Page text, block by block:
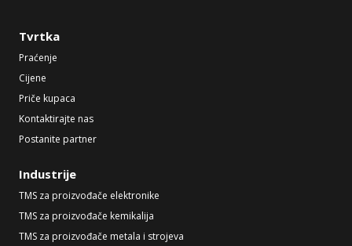
Tvrtka
Praćenje
Cijene
Priče kupaca
Kontaktirajte nas
Postanite partner
Industrije
TMS za proizvođače elektronike
TMS za proizvođače kemikalija
TMS za proizvođače metala i strojeva